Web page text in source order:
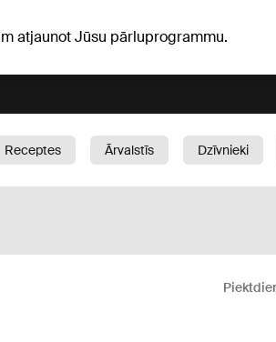
atjaunot Jūsu pārluprogrammu.
Receptes Ārvalstīs Dzīvnieki